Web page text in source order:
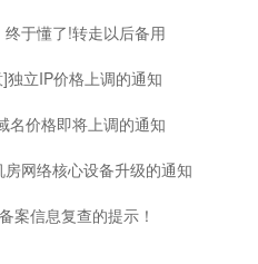
终于懂了!转走以后备用
独立IP价格上调的通知
名价格即将上调的通知
房网络核心设备升级的通知
案信息复查的提示！